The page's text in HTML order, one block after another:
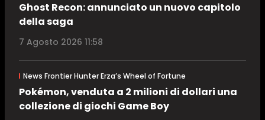
Ghost Recon: annunciato un nuovo capitolo
della saga
7 Agosto 2026 11:58
News Frontier Hunter Erza’s Wheel of Fortune
Pokémon, venduta a 2 milioni di dollari una
collezione di giochi Game Boy